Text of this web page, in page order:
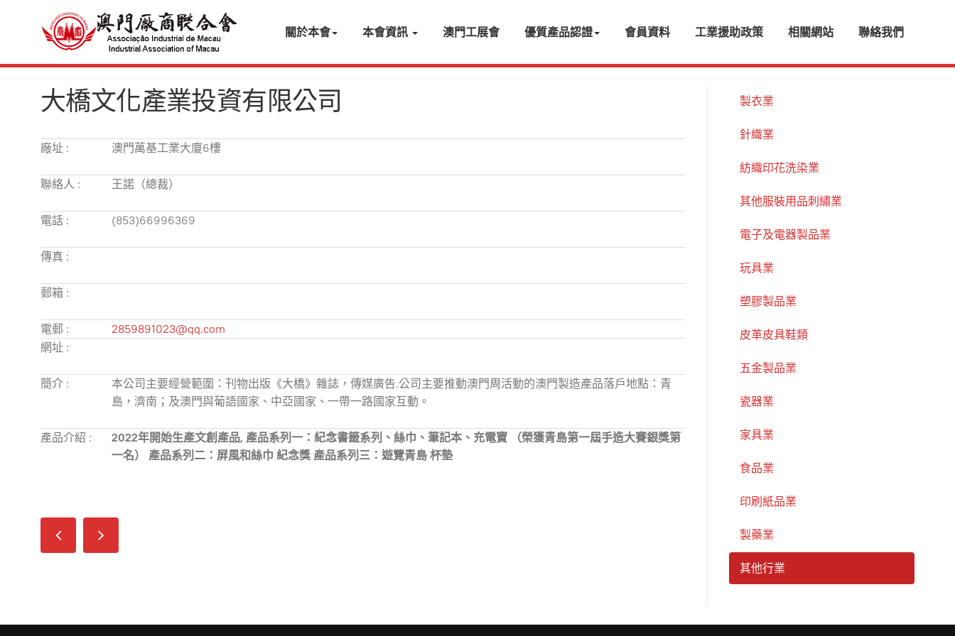
關於本會 本會資訊 澳門工展會 優質產品認證 會員資料 工業援助政策 相關網站 聯絡我們
大橋文化產業投資有限公司
廠址 : 澳門萬基工業大廈6樓
聯絡人 : 王諾（總裁）
電話 : (853)66996369
傳真 :
郵箱 :
電郵 :
2859891023@qq.com
網址 :
簡介 :
本公司主要經營範圍：刊物出版《大橋》雜誌，傳媒廣告.公司主要推動澳門周活動的澳門製造產品落戶地點：青
島，濟南；及澳門與葡語國家、中亞國家、一帶一路國家互動。
產品介紹 :
2022年開始生產文創產品, 產品系列一：紀念書籤系列、絲巾、筆記本、充電寶 （榮獲青島第一屆手造大賽銀獎第
一名） 產品系列二：屏風和絲巾 紀念獎 產品系列三：遊覽青島 杯墊
製衣業
針織業
紡織印花洗染業
其他服裝用品刺繡業
電子及電器製品業
玩具業
塑膠製品業
皮革皮具鞋類
五金製品業
瓷器業
家具業
食品業
印刷紙品業
製藥業
其他行業